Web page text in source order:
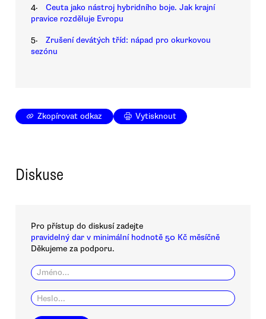
4.
Ceuta jako nástroj hybridního boje. Jak krajní
pravice rozděluje Evropu
5.
Zrušení devátých tříd: nápad pro okurkovou
sezónu
Zkopírovat odkaz Vytisknout
Diskuse
Pro přístup do diskusí zadejte
pravidelný dar v minimální hodnotě 50 Kč měsíčně
Děkujeme za podporu.